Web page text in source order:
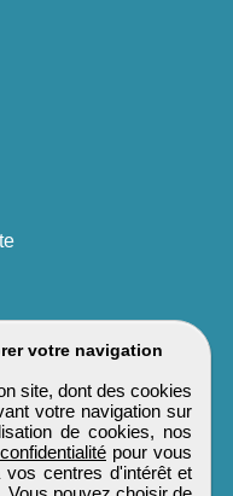
votre navigation
site, dont des cookies
votre navigation sur
de cookies, nos
pour vous
centres d'intérêt et